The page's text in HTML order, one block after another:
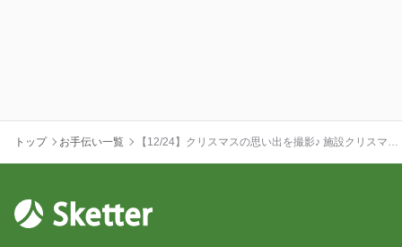
トップ お手伝い一覧
【12/24】クリスマスの思い出を撮影♪ 施設クリスマス